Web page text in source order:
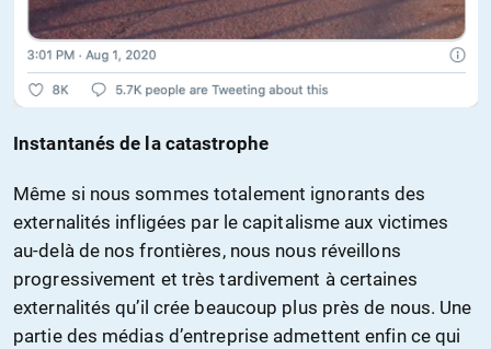
Instantanés de la catastrophe
Même si nous sommes totalement ignorants des
externalités infligées par le capitalisme aux victimes
au-delà de nos frontières, nous nous réveillons
progressivement et très tardivement à certaines
externalités qu’il crée beaucoup plus près de nous. Une
partie des médias d’entreprise admettent enfin ce qui